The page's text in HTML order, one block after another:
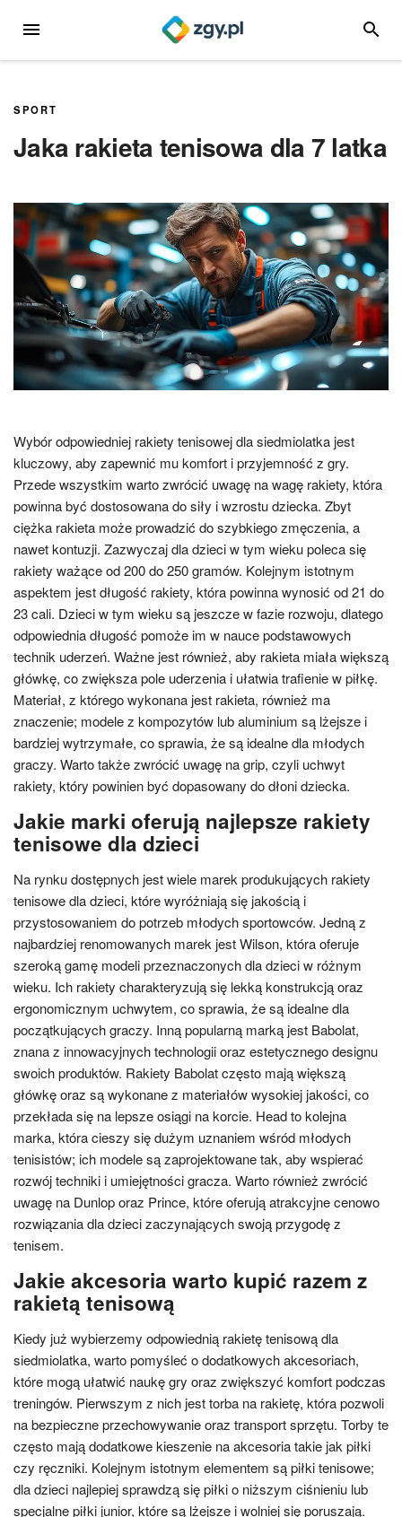
MENU
SPORT
Jaka rakieta tenisowa dla 7 latka
Wybór odpowiedniej rakiety tenisowej dla siedmiolatka jest
kluczowy, aby zapewnić mu komfort i przyjemność z gry.
Przede wszystkim warto zwrócić uwagę na wagę rakiety, która
powinna być dostosowana do siły i wzrostu dziecka. Zbyt
ciężka rakieta może prowadzić do szybkiego zmęczenia, a
nawet kontuzji. Zazwyczaj dla dzieci w tym wieku poleca się
rakiety ważące od 200 do 250 gramów. Kolejnym istotnym
aspektem jest długość rakiety, która powinna wynosić od 21 do
23 cali. Dzieci w tym wieku są jeszcze w fazie rozwoju, dlatego
odpowiednia długość pomoże im w nauce podstawowych
technik uderzeń. Ważne jest również, aby rakieta miała większą
główkę, co zwiększa pole uderzenia i ułatwia trafienie w piłkę.
Materiał, z którego wykonana jest rakieta, również ma
znaczenie; modele z kompozytów lub aluminium są lżejsze i
bardziej wytrzymałe, co sprawia, że są idealne dla młodych
graczy. Warto także zwrócić uwagę na grip, czyli uchwyt
rakiety, który powinien być dopasowany do dłoni dziecka.
Jakie marki oferują najlepsze rakiety
tenisowe dla dzieci
Na rynku dostępnych jest wiele marek produkujących rakiety
tenisowe dla dzieci, które wyróżniają się jakością i
przystosowaniem do potrzeb młodych sportowców. Jedną z
najbardziej renomowanych marek jest Wilson, która oferuje
szeroką gamę modeli przeznaczonych dla dzieci w różnym
wieku. Ich rakiety charakteryzują się lekką konstrukcją oraz
ergonomicznym uchwytem, co sprawia, że są idealne dla
początkujących graczy. Inną popularną marką jest Babolat,
znana z innowacyjnych technologii oraz estetycznego designu
swoich produktów. Rakiety Babolat często mają większą
główkę oraz są wykonane z materiałów wysokiej jakości, co
przekłada się na lepsze osiągi na korcie. Head to kolejna
marka, która cieszy się dużym uznaniem wśród młodych
tenisistów; ich modele są zaprojektowane tak, aby wspierać
rozwój techniki i umiejętności gracza. Warto również zwrócić
uwagę na Dunlop oraz Prince, które oferują atrakcyjne cenowo
rozwiązania dla dzieci zaczynających swoją przygodę z
tenisem.
Jakie akcesoria warto kupić razem z
rakietą tenisową
Kiedy już wybierzemy odpowiednią rakietę tenisową dla
siedmiolatka, warto pomyśleć o dodatkowych akcesoriach,
które mogą ułatwić naukę gry oraz zwiększyć komfort podczas
treningów. Pierwszym z nich jest torba na rakietę, która pozwoli
na bezpieczne przechowywanie oraz transport sprzętu. Torby te
często mają dodatkowe kieszenie na akcesoria takie jak piłki
czy ręczniki. Kolejnym istotnym elementem są piłki tenisowe;
dla dzieci najlepiej sprawdzą się piłki o niższym ciśnieniu lub
specjalne piłki junior, które są lżejsze i wolniej się poruszają.